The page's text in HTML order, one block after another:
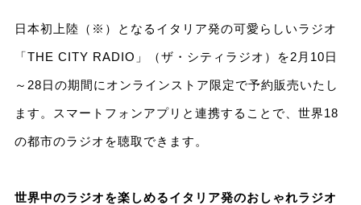
日本初上陸（※）となるイタリア発の可愛らしいラジオ
「THE CITY RADIO」（ザ・シティラジオ）を2月10日
～28日の期間にオンラインストア限定で予約販売いたし
ます。スマートフォンアプリと連携することで、世界18
の都市のラジオを聴取できます。
世界中のラジオを楽しめるイタリア発のおしゃれラジオ